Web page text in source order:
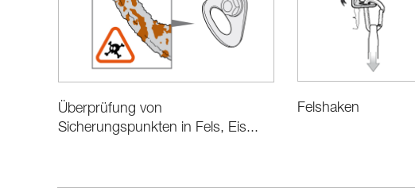
Überprüfung von
Sicherungspunkten in Fels, Eis...
Felshaken